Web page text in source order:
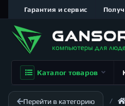
Гарантия и сервис
Каталог товаров
Перейти в категорию